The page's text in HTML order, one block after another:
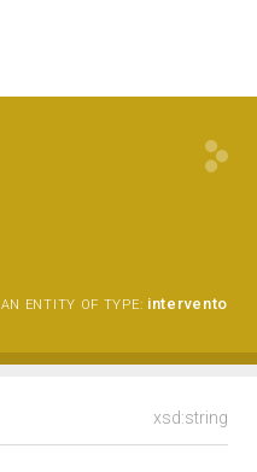
AN ENTITY OF TYPE: intervento
xsd:string